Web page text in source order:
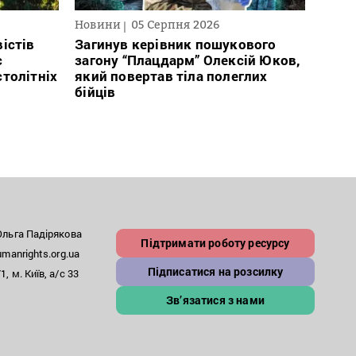
Новини 05 Серпня 2026
Загинув керівник пошукового
загону “Плацдарм” Олексій Юков,
який повертав тіла полеглих
бійців
Падірякова
м. Київ, а/с 33
Підтримати роботу ресурсу
Підписатися на розсилку
Зв’язатися з нами